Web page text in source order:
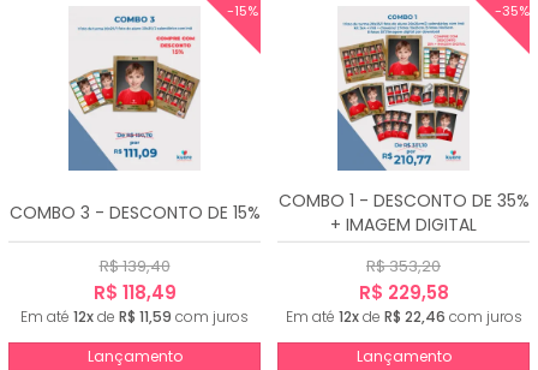
-15%
COMBO 3 - DESCONTO DE 15%
R$ 139,40
R$ 118,49
Em até 12xde R$ 11,59 com juros
Lançamento
-35%
COMBO 1 - DESCONTO DE 35%
+ IMAGEM DIGITAL
R$ 353,20
R$ 229,58
Em até 12xde R$ 22,46 com juros
Lançamento